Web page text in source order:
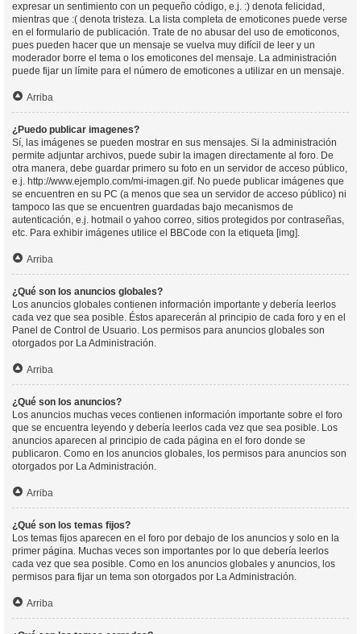
expresar un sentimiento con un pequeño código, e.j. :) denota felicidad,
mientras que :( denota tristeza. La lista completa de emoticones puede verse
en el formulario de publicación. Trate de no abusar del uso de emoticonos,
pues pueden hacer que un mensaje se vuelva muy difícil de leer y un
moderador borre el tema o los emoticones del mensaje. La administración
puede fijar un límite para el número de emoticones a utilizar en un mensaje.
Arriba
¿Puedo publicar imagenes?
Sí, las imágenes se pueden mostrar en sus mensajes. Si la administración
permite adjuntar archivos, puede subir la imagen directamente al foro. De
otra manera, debe guardar primero su foto en un servidor de acceso público,
e.j. http://www.ejemplo.com/mi-imagen.gif. No puede publicar imágenes que
se encuentren en su PC (a menos que sea un servidor de acceso público) ni
tampoco las que se encuentren guardadas bajo mecanismos de
autenticación, e.j. hotmail o yahoo correo, sitios protegidos por contraseñas,
etc. Para exhibir imágenes utilice el BBCode con la etiqueta [img].
Arriba
¿Qué son los anuncios globales?
Los anuncios globales contienen información importante y debería leerlos
cada vez que sea posible. Éstos aparecerán al principio de cada foro y en el
Panel de Control de Usuario. Los permisos para anuncios globales son
otorgados por La Administración.
Arriba
¿Qué son los anuncios?
Los anuncios muchas veces contienen información importante sobre el foro
que se encuentra leyendo y debería leerlos cada vez que sea posible. Los
anuncios aparecen al principio de cada página en el foro donde se
publicaron. Como en los anuncios globales, los permisos para anuncios son
otorgados por La Administración.
Arriba
¿Qué son los temas fijos?
Los temas fijos aparecen en el foro por debajo de los anuncios y solo en la
primer página. Muchas veces son importantes por lo que debería leerlos
cada vez que sea posible. Como en los anuncios globales y anuncios, los
permisos para fijar un tema son otorgados por La Administración.
Arriba